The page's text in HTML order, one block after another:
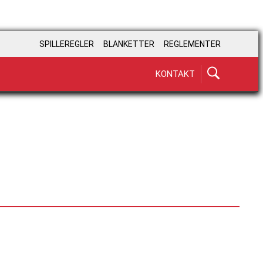
SPILLEREGLER BLANKETTER REGLEMENTER
KONTAKT